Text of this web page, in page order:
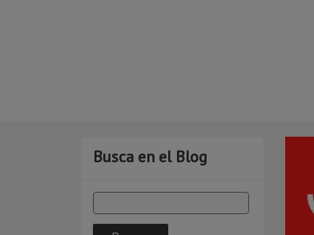
Busca en el Blog